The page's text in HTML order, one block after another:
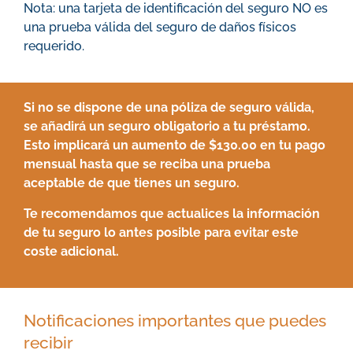
Nota: una tarjeta de identificación del seguro NO es
una prueba válida del seguro de daños físicos
requerido.
Si no se dispone de una póliza de seguro válida,
se añadirá un seguro obligatorio a tu préstamo.
Esto implicará un aumento de $130.00 en tu pago
mensual hasta que se reciba una prueba
aceptable de que tienes un seguro.
Te recomendamos que actualices la información
de tu seguro lo antes posible para evitar este
coste adicional.
Notificaciones importantes que puedes
recibir